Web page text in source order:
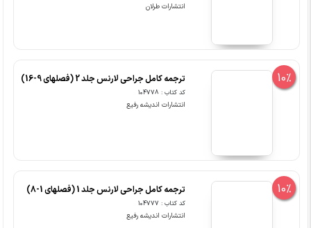
انتشارات طرلان
10% ترجمه کامل جراحی لارنس جلد 2 (فصلهای 9-16)
کد کتاب : 104778
انتشارات اندیشه رفیع
10% ترجمه کامل جراحی لارنس جلد 1 (فصلهای 1-8)
کد کتاب : 104777
انتشارات اندیشه رفیع